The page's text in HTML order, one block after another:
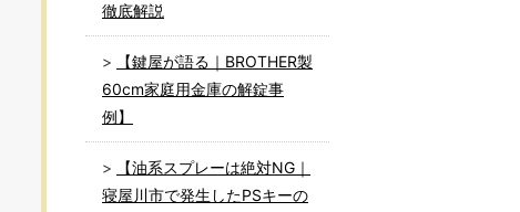
徹底解説
【鍵屋が語る｜BROTHER製
60cm家庭用金庫の解錠事
例】
【油系スプレーは絶対NG｜
寝屋川市で発生したPSキーの